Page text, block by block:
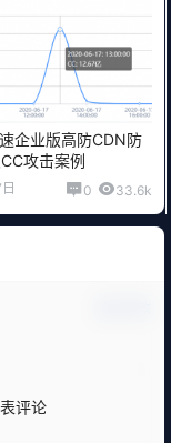
企业版高防CDN防
攻击案例
0 33.6k
评论